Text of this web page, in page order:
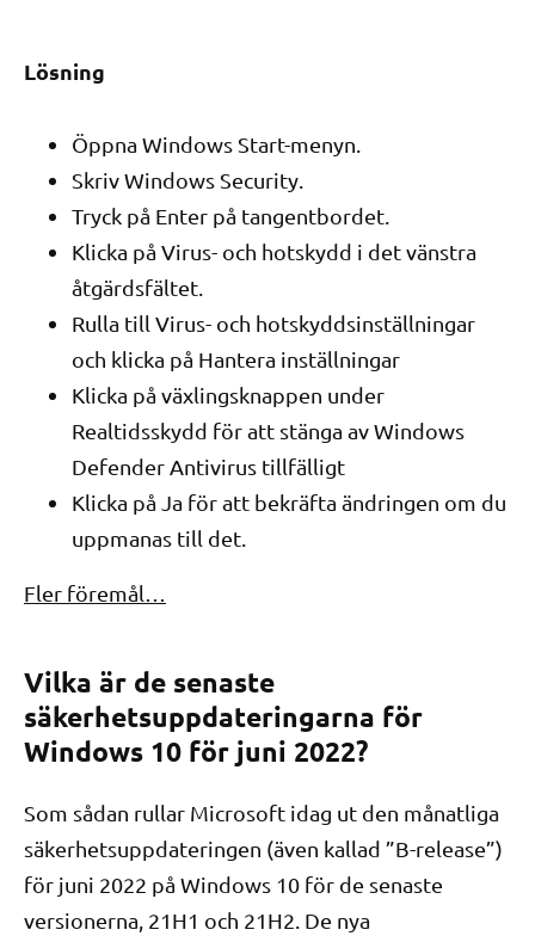
Lösning
Öppna Windows Start-menyn.
Skriv Windows Security.
Tryck på Enter på tangentbordet.
Klicka på Virus- och hotskydd i det vänstra
åtgärdsfältet.
Rulla till Virus- och hotskyddsinställningar
och klicka på Hantera inställningar
Klicka på växlingsknappen under
Realtidsskydd för att stänga av Windows
Defender Antivirus tillfälligt
Klicka på Ja för att bekräfta ändringen om du
uppmanas till det.
Fler föremål…
Vilka är de senaste
säkerhetsuppdateringarna för
Windows 10 för juni 2022?
Som sådan rullar Microsoft idag ut den månatliga
säkerhetsuppdateringen (även kallad ”B-release”)
för juni 2022 på Windows 10 för de senaste
versionerna, 21H1 och 21H2. De nya